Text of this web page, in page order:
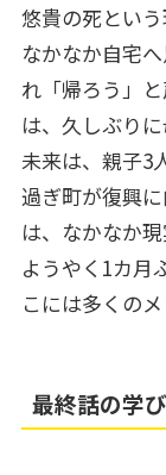
悠貴の死とい
なかなか自宅
れ「帰ろう」
は、久しぶり
未来は、親子3
過ぎ町が復興
は、なかなか
ようやく1カ月
こには多くの
最終話の学び